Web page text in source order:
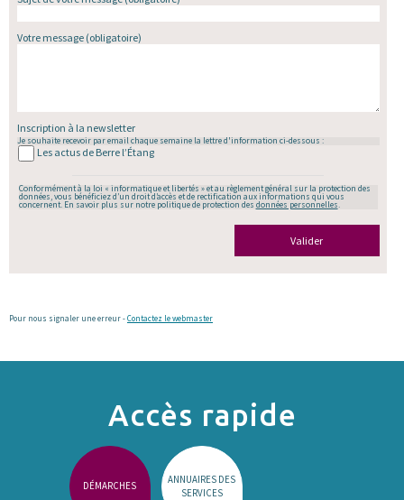
Votre message(obligatoire)
Inscription à la newsletter
Je souhaite recevoir par email chaque semaine la lettre d'information ci-dessous :
Les actus de Berre l’Étang
Conformément à la loi « informatique et libertés » et au règlement général sur la protection des
données, vous bénéficiez d’un droit d’accès et de rectification aux informations qui vous
concernent. En savoir plus sur notre politique de protection des données personnelles.
Valider
Pour nous signaler une erreur -Contactez le webmaster
Accès rapide
DÉMARCHES
ANNUAIRES DES
SERVICES